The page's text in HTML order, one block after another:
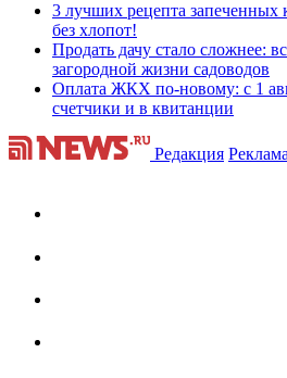
3 лучших рецепта запеченных
без хлопот!
Продать дачу стало сложнее:
загородной жизни садоводов
Оплата ЖКХ по-новому: с 1
счетчики и в квитанции
Редакция Реклама